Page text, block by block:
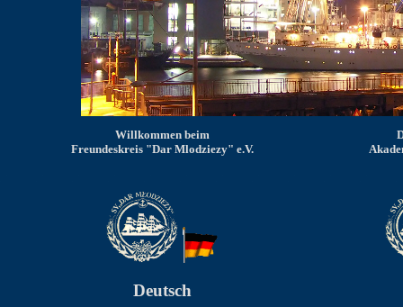
Willkommen beim
Freundeskreis "Dar Mlodziezy" e.V.
Deutsch